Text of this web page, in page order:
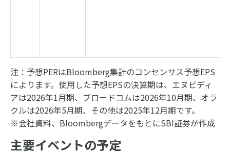
注：予想PERはBloomberg集計のコンセンサス予想EPS
によります。使用した予想EPSの決算期は、エヌビディ
アは2026年1月期、ブロードコムは2026年10月期、オラ
クルは2026年5月期、その他は2025年12月期です。
※会社資料、BloombergデータをもとにSBI証券が作成
主要イベントの予定